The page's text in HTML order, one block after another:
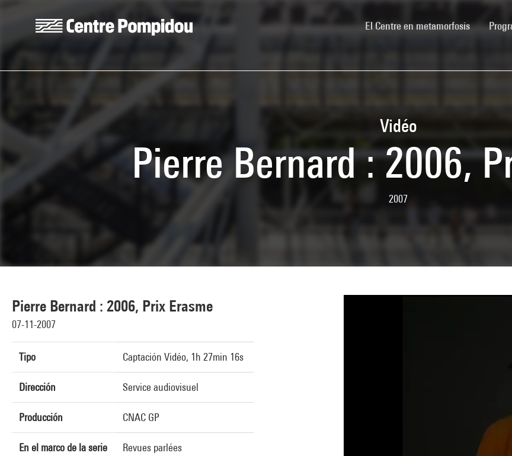
El Centre en metamorfosis(current)
Vidéo
Pierre Bernard : 2006,
2007
Pierre Bernard : 2006, Prix Erasme
07-11-2007
Tipo Captación Vidéo, 1h 27min 16s
Dirección Service audiovisuel
Producción CNAC GP
En el marco de la serie
Revues parlées